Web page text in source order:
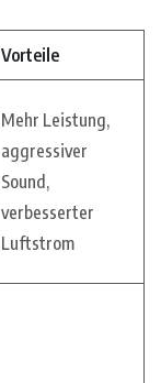
Vorteile
Mehr Leistung,
aggressiver
Sound,
verbesserter
Luftstrom